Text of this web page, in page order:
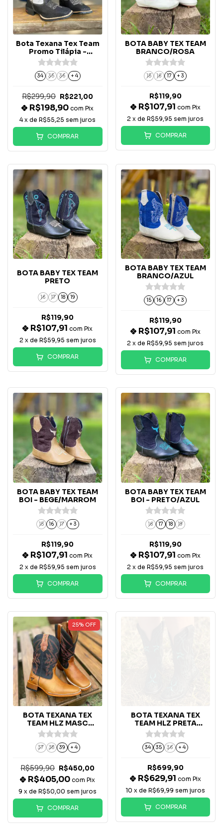
Bota Texana Tex Team
Promo Tilápia -
Preto/Rosa
34 35 36 + 4
R$299,90 R$221,00
R$198,90com Pix
4 x deR$55,25 sem juros
COMPRAR
BOTA BABY TEX TEAM
BRANCO/ROSA
15 16 17 + 3
R$119,90
R$107,91 com Pix
2 x deR$59,95 sem juros
COMPRAR
BOTA BABY TEX TEAM
PRETO
16 17 18 19
R$119,90
R$107,91com Pix
2 x de R$59,95 sem juros
COMPRAR
BOTA BABY TEX TEAM
BRANCO/AZUL
15 16 17 + 3
R$119,90
R$107,91 com Pix
2 x deR$59,95 sem juros
COMPRAR
BOTA BABY TEX TEAM
BOI - BEGE/MARROM
15 16 17 + 3
R$119,90
R$107,91com Pix
2 x de R$59,95 sem juros
COMPRAR
BOTA BABY TEX TEAM
BOI - PRETO/AZUL
16 17 18 19
R$119,90
R$107,91 com Pix
2 x deR$59,95 sem juros
COMPRAR
25% OFF
BOTA TEXANA TEX
TEAM HLZ MASC
CARAMELO/PRETO -
4055/01
37 38 39 + 4
R$599,90 R$450,00
R$405,00com Pix
9 x deR$50,00 sem juros
COMPRAR
BOTA TEXANA TEX
TEAM HLZ PRETA
TURQUESA - 60124
34 35 36 + 4
R$699,90
R$629,91 com Pix
10 x deR$69,99 sem juros
COMPRAR